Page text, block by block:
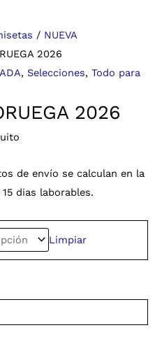
/ NUEVA
2026
, Selecciones, Todo para
2026
de envío se calculan en la
dias laborables.
Limpiar